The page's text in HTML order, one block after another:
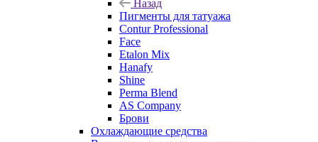
Назад
Пигменты для татуажа
Contur Professional
Face
Etalon Mix
Hanafy
Shine
Perma Blend
AS Company
Брови
Охлаждающие средства